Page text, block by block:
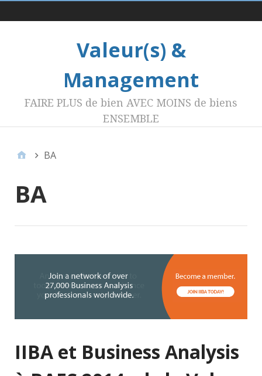
Menu 1
Valeur(s) &
Management
FAIRE PLUS de bien AVEC MOINS de biens
ENSEMBLE
BA
BA
IIBA et Business Analysis